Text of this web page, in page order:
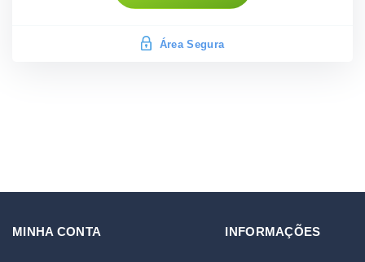
Área Segura
MINHA CONTA INFORMAÇÕES